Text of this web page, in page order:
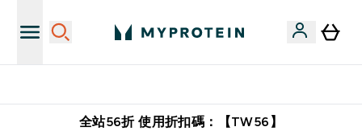
全站56折 使用折扣碼：【TW56】